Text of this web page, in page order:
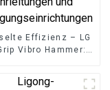
Effizienz – LG
Vibro Hammer: